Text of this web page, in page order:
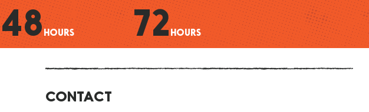
48HOURS 72HOURS
CONTACT